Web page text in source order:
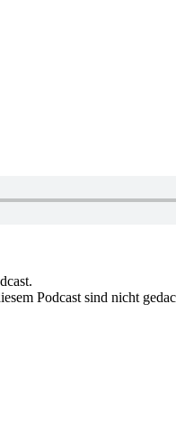
Podcast sind nicht